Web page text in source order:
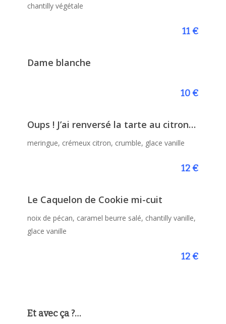
chantilly végétale
11 €
Dame blanche
10 €
Oups ! J’ai renversé la tarte au citron…
meringue, crémeux citron, crumble, glace vanille
12 €
Le Caquelon de Cookie mi-cuit
noix de pécan, caramel beurre salé, chantilly vanille,
glace vanille
12 €
Et avec ça ?…